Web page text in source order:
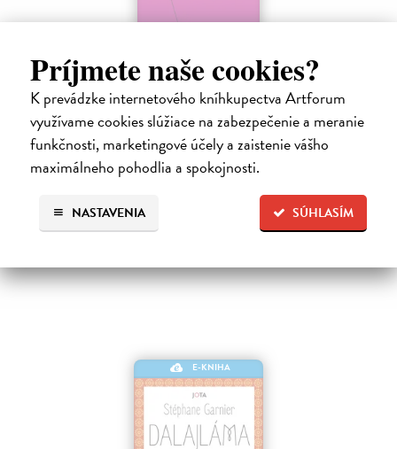
Príjmete naše cookies?
K prevádzke internetového kníhkupectva Artforum
využívame cookies slúžiace na zabezpečenie a meranie
funkčnosti, marketingové účely a zaistenie vášho
maximálneho pohodlia a spokojnosti.
SÚHLASÍM
NASTAVENIA
Milaräpa
Minařík W.Y. Evans-Wentz a Květoslav| Elektronická kniha
Románový životopis nejslavnějšího tibetského světce Milaräpy, který
žil v letech 1040-1123, komentovaný Květoslavem Minaříkem.
W.Y.Evans-Wentz ji v anglickém překladu uveřejnil poprvé v roce
1928, Květoslav…
PDF
10,49 €
E-KNIHA